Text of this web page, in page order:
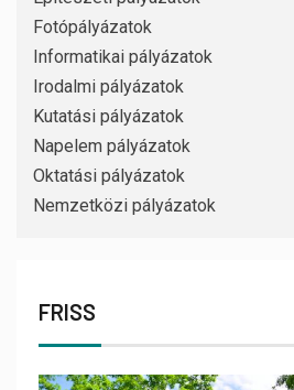
Fotópályázatok
Informatikai pályázatok
Irodalmi pályázatok
Kutatási pályázatok
Napelem pályázatok
Oktatási pályázatok
Nemzetközi pályázatok
FRISS